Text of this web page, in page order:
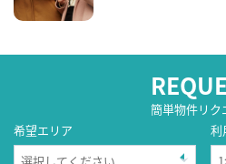
簡単物件リク
希望エリア
利